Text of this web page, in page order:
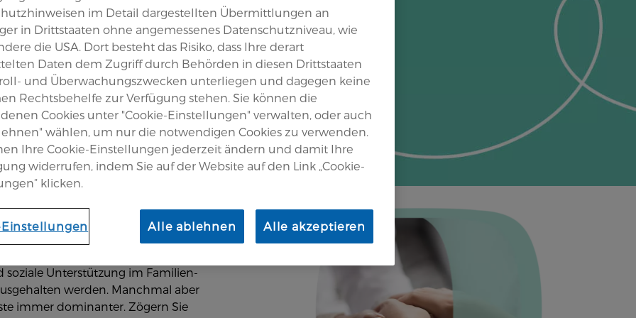
Unterstützung?
belastet auch immer die Seele.
soziale Unterstützung im Familien-
werden. Manchmal aber
immer dominanter. Zögern Sie
im Detail dargestellten Übermittlungen an
in Drittstaaten ohne angemessenes Datenschutzniveau, wie
die USA. Dort besteht das Risiko, dass Ihre derart
Daten dem Zugriff durch Behörden in diesen Drittstaaten
und Überwachungszwecken unterliegen und dagegen keine
Rechtsbehelfe zur Verfügung stehen. Sie können die
Cookies unter "Cookie-Einstellungen" verwalten, oder auch
wählen, um nur die notwendigen Cookies zu verwenden.
Ihre Cookie-Einstellungen jederzeit ändern und damit Ihre
widerrufen, indem Sie auf der Website auf den Link „Cookie-
klicken.
Alle ablehnen Alle akzeptieren